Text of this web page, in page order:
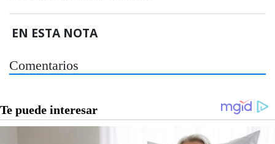
EN ESTA NOTA
Comentarios